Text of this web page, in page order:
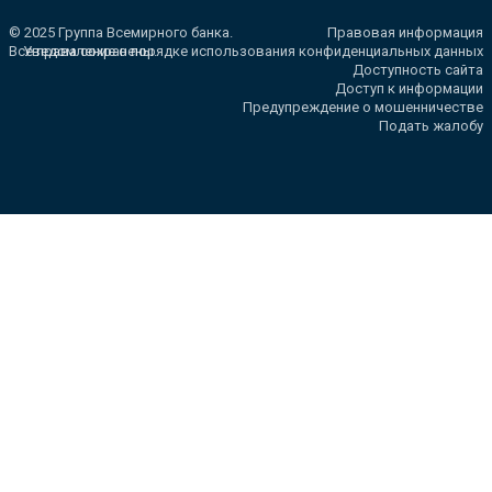
© 2025 Группа Всемирного банка.
Все права сохранены.
Правовая информация
Уведомление о порядке использования конфиденциальных данных
Доступность сайта
Доступ к информации
Предупреждение о мошенничестве
Подать жалобу